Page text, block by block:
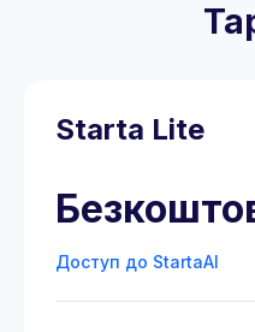
Starta Lite
Доступ до StartaAI